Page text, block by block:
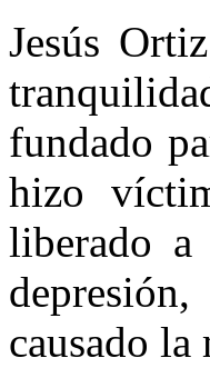
Jesús
fundado
hizo
liberado
causado la